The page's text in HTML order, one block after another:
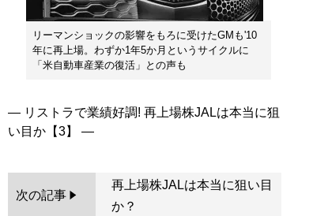
リーマンショックの影響をもろに受けたGMも'10
年に再上場。わずか1年5か月というサイクルに
「米自動車産業の復活」との声も
― リストラで業績好調! 再上場株JALは本当に狙
次の記事
再上場株JALは本当に狙い目
か？